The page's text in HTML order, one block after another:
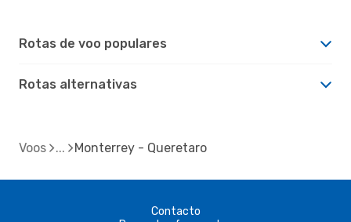
Rotas de voo populares
Rotas alternativas
Voos Monterrey - Queretaro
Contacto